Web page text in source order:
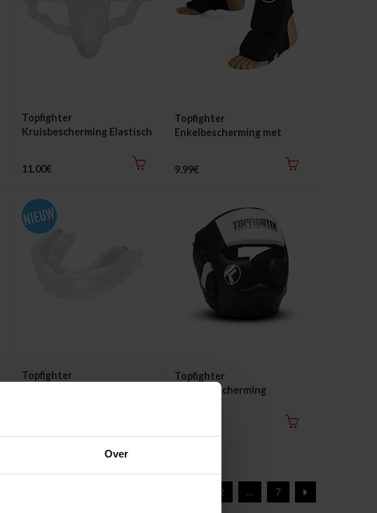
Over
Topfighter
Kruisbescherming Elastisch
11.00€
Topfighter
Enkelbescherming met
9.99€
Topfighter
Topfighter
Hoofdbescherming
2 ... 7